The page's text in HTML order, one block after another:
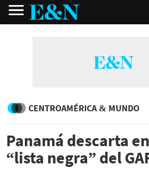
CENTROAMÉRICA & MUNDO
Panamá descarta
“lista negra” del